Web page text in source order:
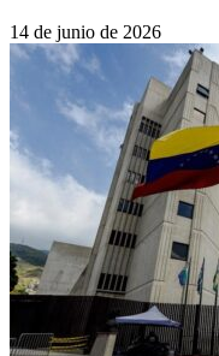
14 de junio de 2026